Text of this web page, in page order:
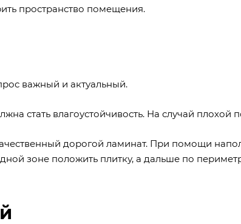
пространство помещения.
важный и актуальный.
стать влагоустойчивость. На случай плохой
дорогой ламинат. При помощи
зоне положить плитку, а дальше по